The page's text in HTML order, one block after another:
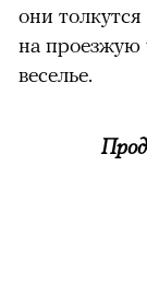
они
на проезжую
веселье.